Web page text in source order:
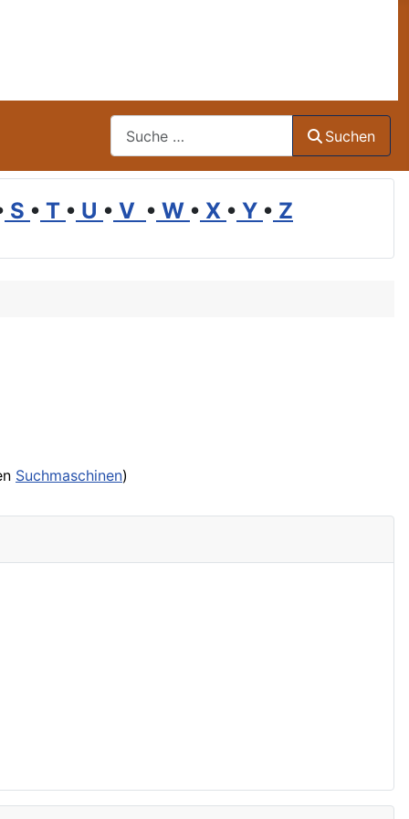
Suchen
S • T • U • V • W • X • Y • Z
Suchmaschinen)